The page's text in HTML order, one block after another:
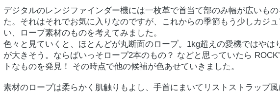
デジタルのレンジファインダー機には一枚革で首当て部のみ幅が広いも
た。それはそれでお気に入りなのですが、これからの季節もう少しカジ
い、ロープ素材のものを考えてみました。
色々と見ていくと、ほとんどが丸断面のロープ。1kg超えの愛機ではやは
が大きそう。ならばいっそロープ2本のもの？ などと思っていたら
トなものを発見！ その時点で他の候補が色あせていきました。
素材のロープは柔らかく肌触りもよし、手首にまいてリストストラップ風